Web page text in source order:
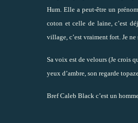
Hum. Elle a peut-être un
coton et celle de laine, c’est
village, c’est vraiment fort. Je ne
Sa voix est de velours (Je crois
yeux d’ambre, son regarde
Bref Caleb Black c’est un